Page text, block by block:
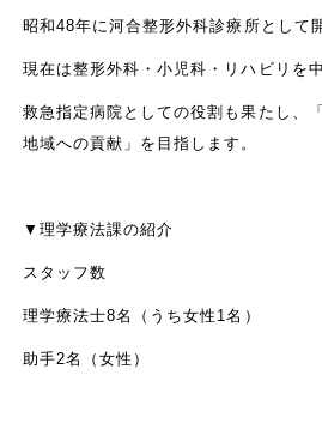
昭和48年に河合整形外科診療所として
現在は整形外科・小児科・リハビリを
救急指定病院としての役割も果たし、
地域への貢献」を目指します。
▼理学療法課の紹介
スタッフ数
理学療法士8名（うち女性1名）
助手2名（女性）